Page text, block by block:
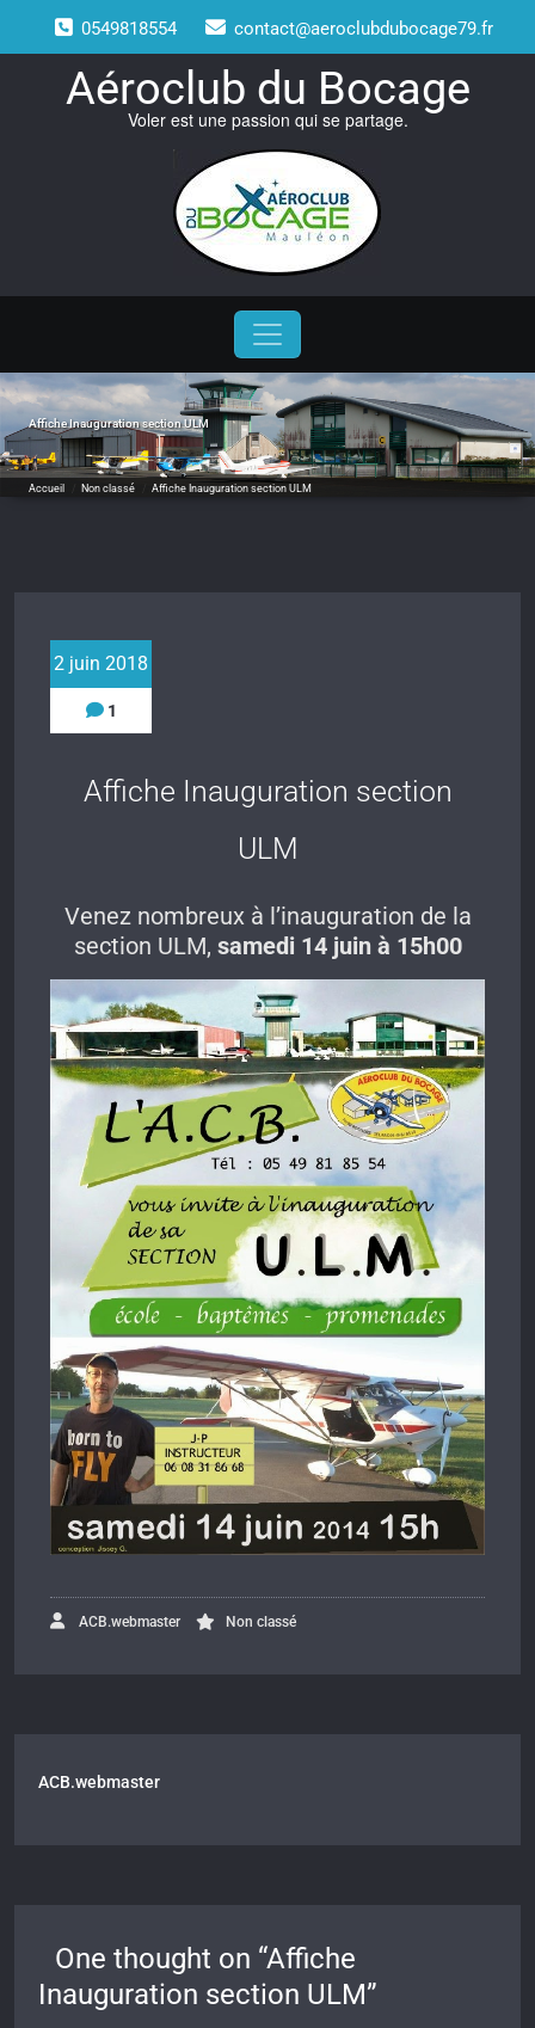
content
0549818554 contact@aeroclubdubocage79.fr
Aéroclub du Bocage
Voler est une passion qui se partage.
Affiche Inauguration section ULM
Accueil Non classé Affiche Inauguration section ULM
2 juin 2018
1
Affiche Inauguration section
ULM
Venez nombreux à l’inauguration de la
section ULM, samedi 14 juin à 15h00
ACB.webmaster Non classé
ACB.webmaster
One thought on “Affiche
Inauguration section ULM”